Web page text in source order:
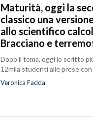
Maturità, oggi la
classico una
allo scientifico
Bracciano e
Dopo il tema, oggi lo scritto
12mila studenti alle prese con
Veronica Fadda